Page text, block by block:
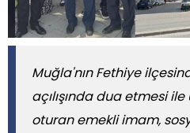
Muğla'nın Fethiye
açılışında dua etmesi
oturan emekli imam,